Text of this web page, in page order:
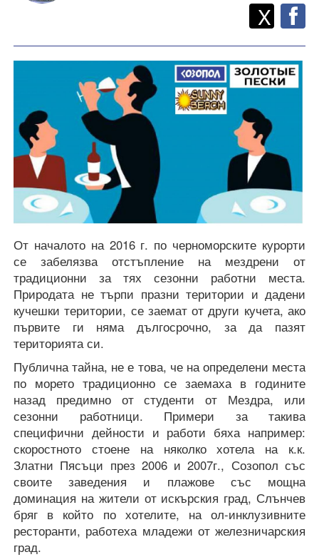
Споделете
X
От началото на 2016 г. по черноморските курорти
се забелязва отстъпление на мездрени от
традиционни за тях сезонни работни места.
Природата не търпи празни територии и дадени
кучешки територии, се заемат от други кучета, ако
първите ги няма дългосрочно, за да пазят
територията си.
Публична тайна, не е това, че на определени места
по морето традиционно се заемаха в годините
назад предимно от студенти от Мездра, или
сезонни работници. Примери за такива
специфични дейности и работи бяха например:
скоростното стоене на няколко хотела на к.к.
Златни Пясъци през 2006 и 2007г., Созопол със
своите заведения и плажове със мощна
доминация на жители от искърския град, Слънчев
бряг в който по хотелите, на ол-инклузивните
ресторанти, работеха младежи от железничарския
град.